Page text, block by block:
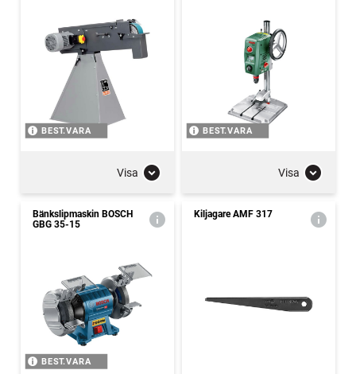
BEST.VARA
Visa
BEST.VARA
Visa
Bänkslipmaskin BOSCH
GBG 35-15
BEST.VARA
Kiljagare AMF 317